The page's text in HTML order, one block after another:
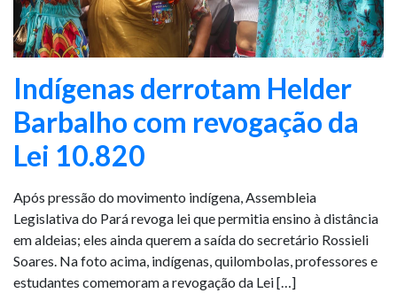
Indígenas derrotam Helder
Barbalho com revogação da
Lei 10.820
Após pressão do movimento indígena, Assembleia
Legislativa do Pará revoga lei que permitia ensino à distância
em aldeias; eles ainda querem a saída do secretário Rossieli
Soares. Na foto acima, indígenas, quilombolas, professores e
estudantes comemoram a revogação da Lei […]